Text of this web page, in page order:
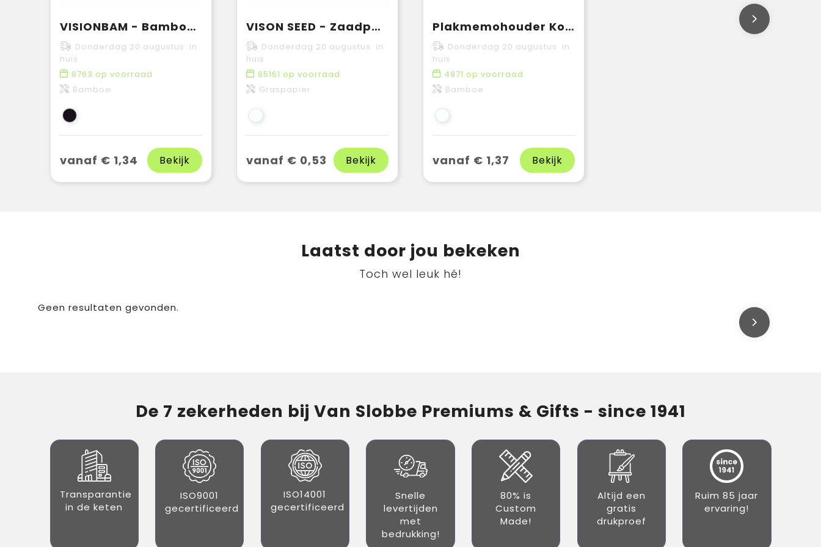
VISIONBAM - Bamboe sticky notes set
Donderdag 20 augustus in
huis
8763 op voorraad
Bamboe
vanaf € 1,34 Bekijk
VISON SEED - Zaadpapier memoblokje
Donderdag 20 augustus in
huis
85161 op voorraad
Graspapier
vanaf € 0,53 Bekijk
Plakmemohouder Kokil
Donderdag 20 augustus in
huis
4971 op voorraad
Bamboe
vanaf € 1,37 Bekijk
Laatst door jou bekeken
Toch wel leuk hé!
Geen resultaten gevonden.
De 7 zekerheden bij Van Slobbe Premiums & Gifts - since 1941
Transparantie
in de keten
ISO9001
gecertificeerd
ISO14001
gecertificeerd
Snelle
levertijden
met
bedrukking!
80% is
Custom
Made!
Altijd een
gratis
drukproef
Ruim 85 jaar
ervaring!